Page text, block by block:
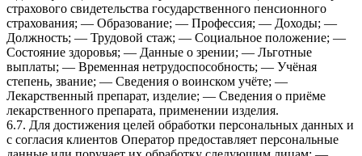
страхового свидетельства государственного пенсионного
страхования; — Образование; — Профессия; — Доходы; —
Должность; — Трудовой стаж; — Социальное положение; —
Состояние здоровья; — Данные о зрении; — Льготные
выплаты; — Временная нетрудоспособность; — Учёная
степень, звание; — Сведения о воинском учёте; —
Лекарственный препарат, изделие; — Сведения о приёме
лекарственного препарата, применении изделия.
6.7. Для достижения целей обработки персональных данных и
с согласия клиентов Оператор предоставляет персональные